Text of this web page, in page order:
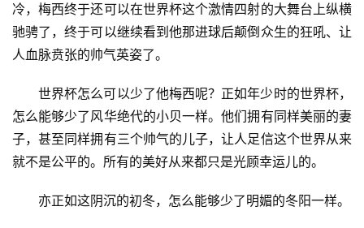
冷，梅西终于还可以在世界杯这个激情四射的大舞台上纵横
驰骋了，终于可以继续看到他那进球后颠倒众生的狂吼、让
人血脉贲张的帅气英姿了。
世界杯怎么可以少了他梅西呢？正如年少时的世界杯，
怎么能够少了风华绝代的小贝一样。他们拥有同样美丽的妻
子，甚至同样拥有三个帅气的儿子，让人足信这个世界从来
就不是公平的。所有的美好从来都只是光顾幸运儿的。
亦正如这阴沉的初冬，怎么能够少了明媚的冬阳一样。